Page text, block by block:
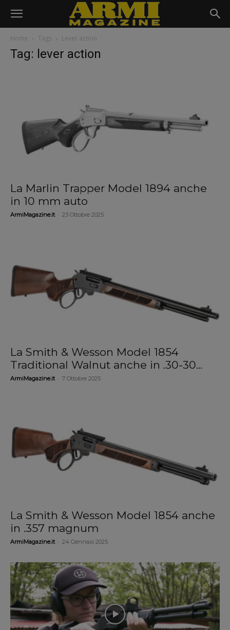
Home Tags Lever action
Tag: lever action
La Marlin Trapper Model 1894 anche
in 10 mm auto
ArmiMagazine.it 23 Ottobre 2025
La Smith & Wesson Model 1854
Traditional Walnut anche in .30-30...
ArmiMagazine.it 7 Ottobre 2025
La Smith & Wesson Model 1854 anche
in .357 magnum
ArmiMagazine.it 24 Gennaio 2025